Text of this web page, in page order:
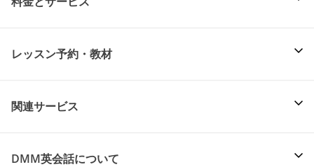
レッスン予約・教材
関連サービス
DMM英会話について